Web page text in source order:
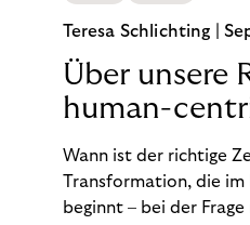
Teresa Schlichting |
Über unsere
human-
Wann ist der richtige
Transformation, die im
beginnt – bei der